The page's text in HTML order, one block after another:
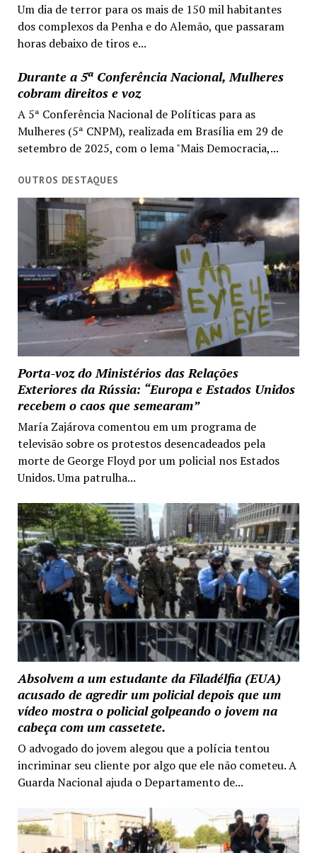
Um dia de terror para os mais de 150 mil habitantes
dos complexos da Penha e do Alemão, que passaram
horas debaixo de tiros e...
Durante a 5ª Conferência Nacional, Mulheres
cobram direitos e voz
A 5ª Conferência Nacional de Políticas para as
Mulheres (5ª CNPM), realizada em Brasília em 29 de
setembro de 2025, com o lema "Mais Democracia,...
OUTROS DESTAQUES
Porta-voz do Ministérios das Relações
Exteriores da Rússia: “Europa e Estados Unidos
recebem o caos que semearam”
María Zajárova comentou em um programa de
televisão sobre os protestos desencadeados pela
morte de George Floyd por um policial nos Estados
Unidos. Uma patrulha...
Absolvem a um estudante da Filadélfia (EUA)
acusado de agredir um policial depois que um
vídeo mostra o policial golpeando o jovem na
cabeça com um cassetete.
O advogado do jovem alegou que a polícia tentou
incriminar seu cliente por algo que ele não cometeu. A
Guarda Nacional ajuda o Departamento de...